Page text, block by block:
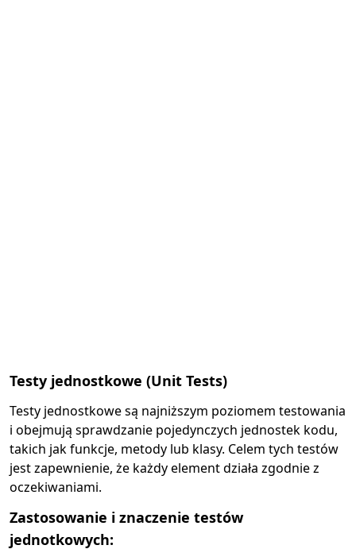
Testy jednostkowe (Unit Tests)
Testy jednostkowe są najniższym poziomem testowania
i obejmują sprawdzanie pojedynczych jednostek kodu,
takich jak funkcje, metody lub klasy. Celem tych testów
jest zapewnienie, że każdy element działa zgodnie z
oczekiwaniami.
Zastosowanie i znaczenie testów
jednotkowych: